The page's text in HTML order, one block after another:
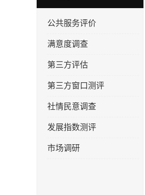
公共服务评价
满意度调查
第三方评估
第三方窗口测评
社情民意调查
发展指数测评
市场调研